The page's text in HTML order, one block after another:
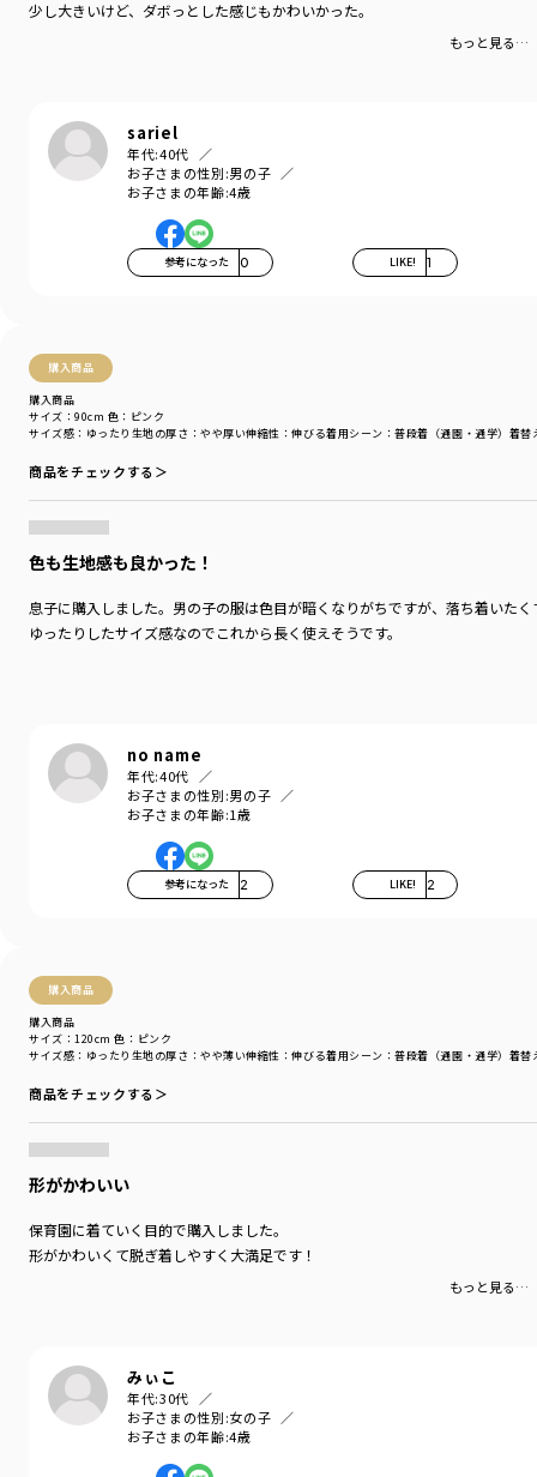
少し大きいけど、ダボっとした感じもかわいかった。
もっと見る…
sariel
年代:40代
お子さまの性別:男の子
お子さまの年齢:4歳
参考になった 0 LIKE! 1
購入商品
購入商品
サイズ感 ：ゆったり 生地の厚さ ：やや厚い伸縮性 ：伸びる着用シーン ：普段着（通園・通学） 着替
サイズ：90cm 色：ピンク
商品をチェックする＞
色も生地感も良かった！
息子に購入しました。男の子の服は色目が暗くなりがちですが、落ち着いた
ゆったりしたサイズ感なのでこれから長く使えそうです。
no name
年代:40代
お子さまの性別:男の子
お子さまの年齢:1歳
参考になった 2 LIKE! 2
購入商品
購入商品
サイズ感 ：ゆったり 生地の厚さ ：やや薄い伸縮性 ：伸びる着用シーン ：普段着（通園・通学） 着替
サイズ：120cm 色：ピンク
商品をチェックする＞
形がかわいい
保育園に着ていく目的で購入しました。
形がかわいくて脱ぎ着しやすく大満足です！
もっと見る…
みぃこ
年代:30代
お子さまの性別:女の子
お子さまの年齢:4歳
モデル：身長109.0cm 体重18.0kg
カテゴリ
／
カラー
／その他カラー
性別タイプ
／ BOY
／ 11-4105-357